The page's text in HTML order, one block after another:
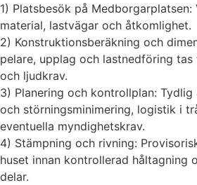
1) Platsbesök på
material, lastvägar och åtkomlighet.
2) Konstruktionsberäkning och
pelare, upplag och lastnedföring
och ljudkrav.
3) Planering och kontrollplan:
och störningsminimering, logistik i
eventuella myndighetskrav.
4) Stämpning och rivning:
huset innan kontrollerad håltagning
delar.